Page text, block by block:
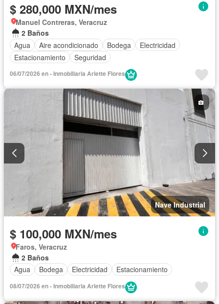
$ 280,000 MXN/mes
Manuel Contreras, Veracruz
2 Baños
Agua
Aire acondicionado Bodega
Electricidad
Estacionamiento
Seguridad
06/07/2026 en - Inmobiliaria Arlette Flores
Nave Industrial
$ 100,000 MXN/mes
Faros, Veracruz
2 Baños
Agua
Bodega Electricidad Estacionamiento
08/07/2026 en - Inmobiliaria Arlette Flores